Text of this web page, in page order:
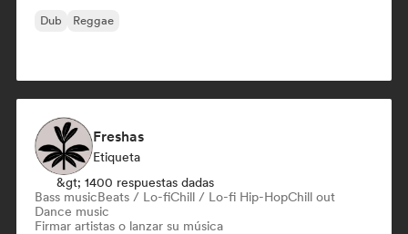
Dub Reggae
Freshas
Etiqueta
&gt; 1400 respuestas dadas
Bass musicBeats / Lo-fiChill / Lo-fi Hip-HopChill out
Dance music
Firmar artistas o lanzar su música